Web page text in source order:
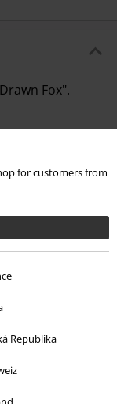
for customers from
Republika
Fox".